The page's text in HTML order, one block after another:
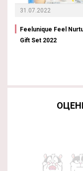
31.07.2022
Feelunique Feel
Gift Set 2022